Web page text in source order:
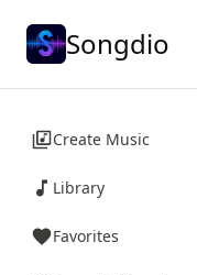
Songdio
Create Music
Library
Favorites